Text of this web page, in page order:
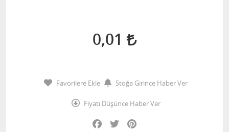
0,01
Favorilere Ekle Stoğa Girince Haber Ver
Fiyatı Düşünce Haber Ver
Facebook
Twitter